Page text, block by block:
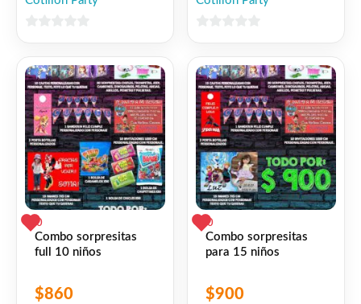
5
5
0
Combo sorpresitas
full 10 niños
$860
0
Combo sorpresitas
para 15 niños
$900